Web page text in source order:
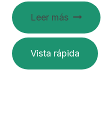
Leer más
Vista rápida